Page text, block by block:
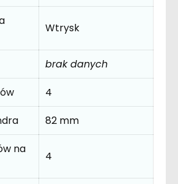
Wtrysk
brak danych
4
82 mm
na
4